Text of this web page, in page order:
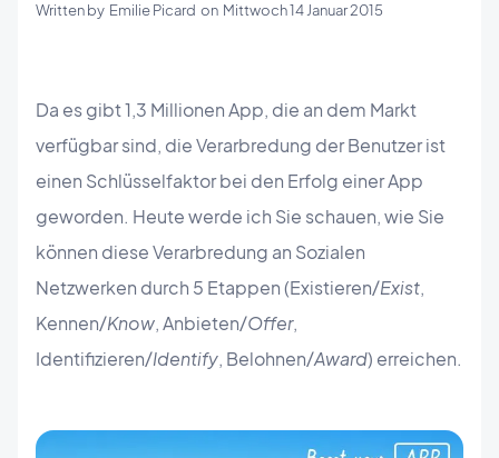
Written by Emilie Picard on Mittwoch 14 Januar 2015
Da es gibt 1,3 Millionen App, die an dem Markt
verfügbar sind, die Verarbredung der Benutzer ist
einen Schlüsselfaktor bei den Erfolg einer App
geworden. Heute werde ich Sie schauen, wie Sie
können diese Verarbredung an Sozialen
Netzwerken durch 5 Etappen (Existieren/Exist,
Kennen/Know, Anbieten/Offer,
Identifizieren/Identify, Belohnen/Award) erreichen.